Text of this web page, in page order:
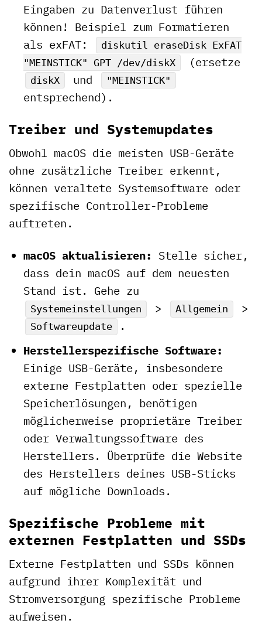
Eingaben zu Datenverlust führen
können! Beispiel zum Formatieren
als exFAT:
diskutil eraseDisk ExFAT
"MEINSTICK" GPT /dev/diskX
(ersetze
diskX und "MEINSTICK"
entsprechend).
Treiber und Systemupdates
Obwohl macOS die meisten USB-Geräte
ohne zusätzliche Treiber erkennt,
können veraltete Systemsoftware oder
spezifische Controller-Probleme
auftreten.
macOS aktualisieren: Stelle sicher,
dass dein macOS auf dem neuesten
Stand ist. Gehe zu
Systemeinstellungen > Allgemein >
Softwareupdate
.
Herstellerspezifische Software:
Einige USB-Geräte, insbesondere
externe Festplatten oder spezielle
Speicherlösungen, benötigen
möglicherweise proprietäre Treiber
oder Verwaltungssoftware des
Herstellers. Überprüfe die Website
des Herstellers deines USB-Sticks
auf mögliche Downloads.
Spezifische Probleme mit
externen Festplatten und SSDs
Externe Festplatten und SSDs können
aufgrund ihrer Komplexität und
Stromversorgung spezifische Probleme
aufweisen.